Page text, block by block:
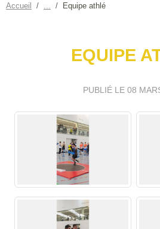
Accueil Equipe athlé
EQUIPE
PUBLIÉ LE 08